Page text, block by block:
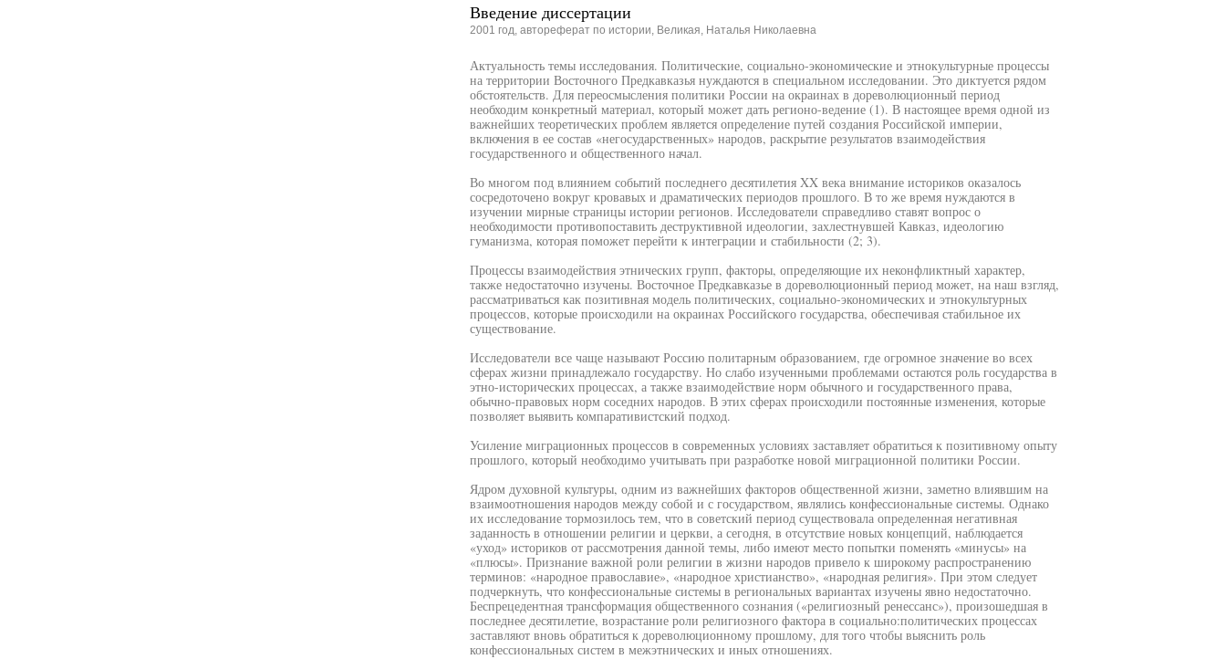
Введение диссертации
2001 год, автореферат по истории, Великая, Наталья Николаевна
Актуальность темы исследования. Политические, социально-экономические и этнокультурные процессы
на территории Восточного Предкавказья нуждаются в специальном исследовании. Это диктуется рядом
обстоятельств. Для переосмысления политики России на окраинах в дореволюционный период
необходим конкретный материал, который может дать регионо-ведение (1). В настоящее время одной из
важнейших теоретических проблем является определение путей создания Российской империи,
включения в ее состав «негосударственных» народов, раскрытие результатов взаимодействия
государственного и общественного начал.
Во многом под влиянием событий последнего десятилетия XX века внимание историков оказалось
сосредоточено вокруг кровавых и драматических периодов прошлого. В то же время нуждаются в
изучении мирные страницы истории регионов. Исследователи справедливо ставят вопрос о
необходимости противопоставить деструктивной идеологии, захлестнувшей Кавказ, идеологию
гуманизма, которая поможет перейти к интеграции и стабильности (2; 3).
Процессы взаимодействия этнических групп, факторы, определяющие их неконфликтный характер,
также недостаточно изучены. Восточное Предкавказье в дореволюционный период может, на наш взгляд,
рассматриваться как позитивная модель политических, социально-экономических и этнокультурных
процессов, которые происходили на окраинах Российского государства, обеспечивая стабильное их
существование.
Исследователи все чаще называют Россию политарным образованием, где огромное значение во всех
сферах жизни принадлежало государству. Но слабо изученными проблемами остаются роль государства в
этно-исторических процессах, а также взаимодействие норм обычного и государственного права,
обычно-правовых норм соседних народов. В этих сферах происходили постоянные изменения, которые
позволяет выявить компаративистский подход.
Усиление миграционных процессов в современных условиях заставляет обратиться к позитивному опыту
прошлого, который необходимо учитывать при разработке новой миграционной политики России.
Ядром духовной культуры, одним из важнейших факторов общественной жизни, заметно влиявшим на
взаимоотношения народов между собой и с государством, являлись конфессиональные системы. Однако
их исследование тормозилось тем, что в советский период существовала определенная негативная
заданность в отношении религии и церкви, а сегодня, в отсутствие новых концепций, наблюдается
«уход» историков от рассмотрения данной темы, либо имеют место попытки поменять «минусы» на
«плюсы». Признание важной роли религии в жизни народов привело к широкому распространению
терминов: «народное православие», «народное христианство», «народная религия». При этом следует
подчеркнуть, что конфессиональные системы в региональных вариантах изучены явно недостаточно.
Беспрецедентная трансформация общественного сознания («религиозный ренессанс»), произошедшая в
последнее десятилетие, возрастание роли религиозного фактора в социально:политических процессах
заставляют вновь обратиться к дореволюционному прошлому, для того чтобы выяснить роль
конфессиональных систем в межэтнических и иных отношениях.